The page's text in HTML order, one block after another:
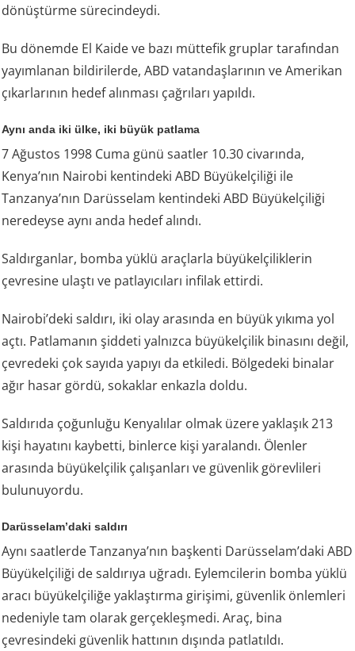
dönüştürme sürecindeydi.
Bu dönemde El Kaide ve bazı müttefik gruplar tarafından
yayımlanan bildirilerde, ABD vatandaşlarının ve Amerikan
çıkarlarının hedef alınması çağrıları yapıldı.
Aynı anda iki ülke, iki büyük patlama
7 Ağustos 1998 Cuma günü saatler 10.30 civarında,
Kenya’nın Nairobi kentindeki ABD Büyükelçiliği ile
Tanzanya’nın Darüsselam kentindeki ABD Büyükelçiliği
neredeyse aynı anda hedef alındı.
Saldırganlar, bomba yüklü araçlarla büyükelçiliklerin
çevresine ulaştı ve patlayıcıları infilak ettirdi.
Nairobi’deki saldırı, iki olay arasında en büyük yıkıma yol
açtı. Patlamanın şiddeti yalnızca büyükelçilik binasını değil,
çevredeki çok sayıda yapıyı da etkiledi. Bölgedeki binalar
ağır hasar gördü, sokaklar enkazla doldu.
Saldırıda çoğunluğu Kenyalılar olmak üzere yaklaşık 213
kişi hayatını kaybetti, binlerce kişi yaralandı. Ölenler
arasında büyükelçilik çalışanları ve güvenlik görevlileri
bulunuyordu.
Darüsselam’daki saldırı
Aynı saatlerde Tanzanya’nın başkenti Darüsselam’daki ABD
Büyükelçiliği de saldırıya uğradı. Eylemcilerin bomba yüklü
aracı büyükelçiliğe yaklaştırma girişimi, güvenlik önlemleri
nedeniyle tam olarak gerçekleşmedi. Araç, bina
çevresindeki güvenlik hattının dışında patlatıldı.